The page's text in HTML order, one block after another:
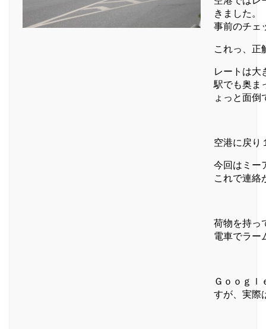
きました。
事前のチェ
これっ、正
レートは大
駅でも奥ま
ょっと面
空港に戻り
今回はミー
これで連絡
荷物を持っ
電車でラー
Ｇｏｏｇ
すが、実際